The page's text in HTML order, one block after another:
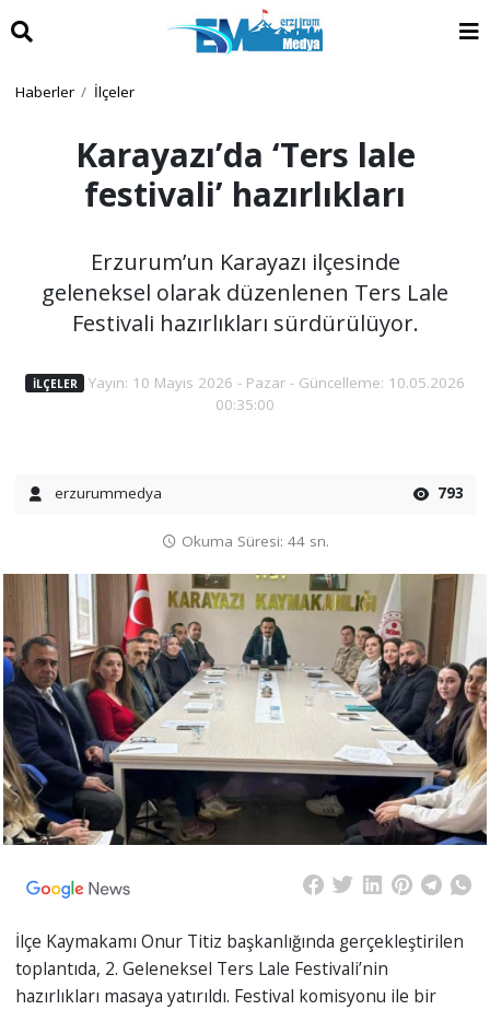
Haberler İlçeler
Karayazı’da ‘Ters lale
festivali’ hazırlıkları
Erzurum’un Karayazı ilçesinde
geleneksel olarak düzenlenen Ters Lale
Festivali hazırlıkları sürdürülüyor.
İLÇELER
Yayın: 10 Mayıs 2026 - Pazar - Güncelleme: 10.05.2026
00:35:00
erzurummedya 793
Okuma Süresi: 44 sn.
İlçe Kaymakamı Onur Titiz başkanlığında gerçekleştirilen
toplantıda, 2. Geleneksel Ters Lale Festivali’nin
hazırlıkları masaya yatırıldı. Festival komisyonu ile bir